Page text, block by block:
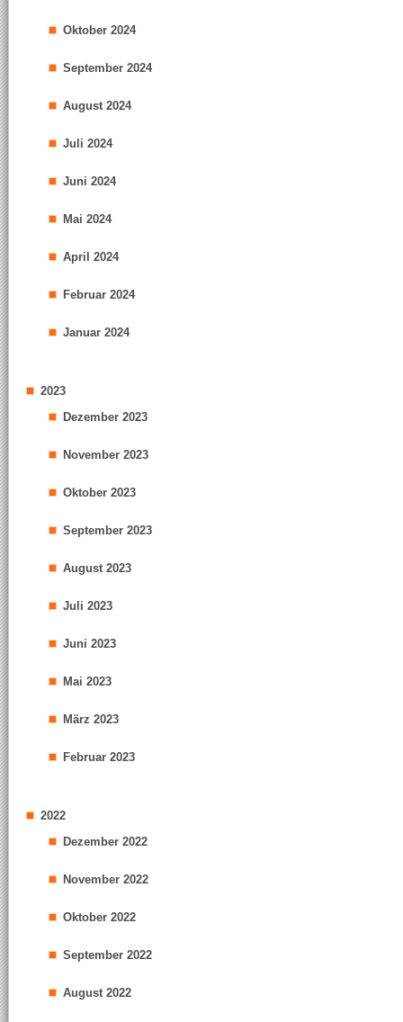
Oktober 2024
September 2024
August 2024
Juli 2024
Juni 2024
Mai 2024
April 2024
Februar 2024
Januar 2024
2023
Dezember 2023
November 2023
Oktober 2023
September 2023
August 2023
Juli 2023
Juni 2023
Mai 2023
März 2023
Februar 2023
2022
Dezember 2022
November 2022
Oktober 2022
September 2022
August 2022